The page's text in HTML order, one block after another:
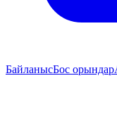
БайланысБос орындар